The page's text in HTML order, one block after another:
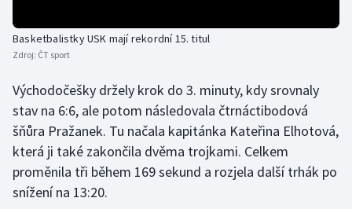
Rychlobruslení
Short track
Sportovní střelba
Stolní tenis
Basketbalistky USK mají rekordní 15. titul
Zdroj: ČT sport
Východočešky držely krok do 3. minuty, kdy srovnaly
stav na 6:6, ale potom následovala čtrnáctibodová
šňůra Pražanek. Tu načala kapitánka Kateřina Elhotová,
která ji také zakončila dvěma trojkami. Celkem
proměnila tři během 169 sekund a rozjela další trhák po
snížení na 13:20.